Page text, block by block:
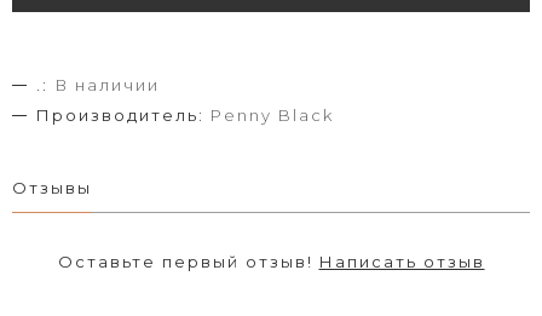
.:
В наличии
Производитель: Penny Black
Отзывы
Оставьте первый отзыв! Написать отзыв